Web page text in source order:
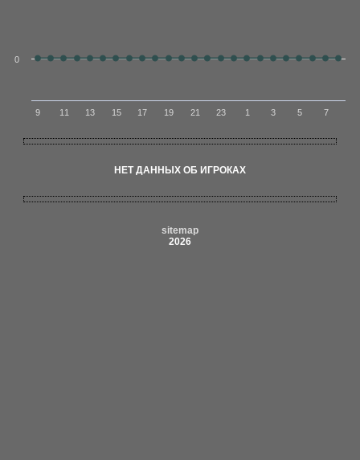
9 11 13 15 17 19 21 23 1 3 5 7
0
НЕТ ДАННЫХ ОБ ИГРОКАХ
sitemap
2026